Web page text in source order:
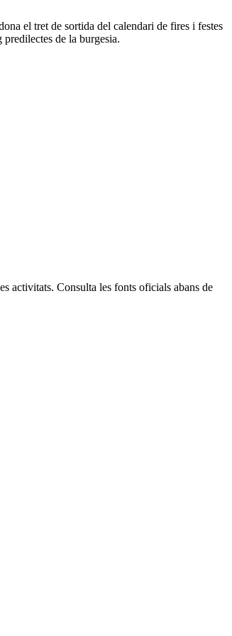
el tret de sortida del calendari de fires i festes
de la burgesia.
activitats. Consulta les fonts oficials abans de